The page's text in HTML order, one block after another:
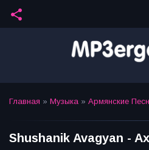
share
Главная » Музыка » Армянские
Shushanik Avagyan -